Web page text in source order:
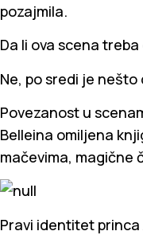
pozajmila.
Da li ova scena
Ne, po sredi je nešto
Povezanost u
Belleina omiljena
mačevima, magične
Pravi identitet princa